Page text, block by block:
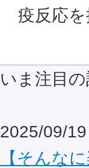
疫反応を
いま注目
2025/09/19
【そんな